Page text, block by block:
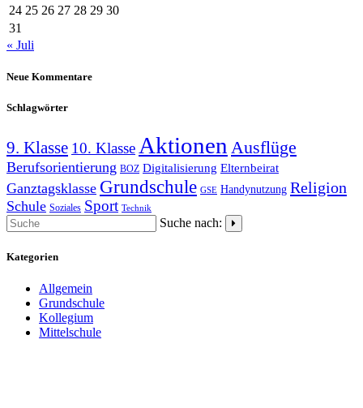
24 25 26 27 28 29 30
31
« Juli
Neue Kommentare
Schlagwörter
9. Klasse 10. Klasse Aktionen Ausflüge
Berufsorientierung BOZ Digitalisierung Elternbeirat
Ganztagsklasse Grundschule GSE Handynutzung Religion
Schule Soziales Sport Technik
Suche nach:
Kategorien
Allgemein
Grundschule
Kollegium
Mittelschule